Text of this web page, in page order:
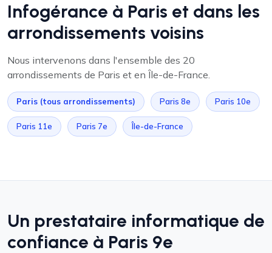
Infogérance à Paris et dans les
arrondissements voisins
Nous intervenons dans l'ensemble des 20
arrondissements de Paris et en Île-de-France.
Paris (tous arrondissements) Paris 8e Paris 10e
Paris 11e Paris 7e Île-de-France
Un prestataire informatique de
confiance à Paris 9e